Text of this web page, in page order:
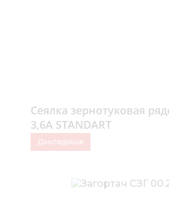
Сеялка зернотуковая
3,6А STANDART
Докладніше